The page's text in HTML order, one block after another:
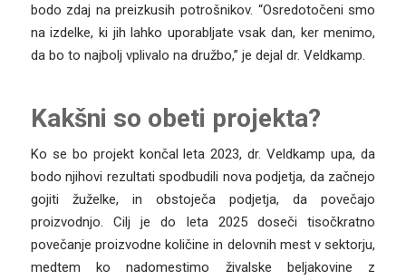
bodo zdaj na preizkusih potrošnikov. “Osredotočeni smo
na izdelke, ki jih lahko uporabljate vsak dan, ker menimo,
da bo to najbolj vplivalo na družbo,” je dejal dr. Veldkamp.
Kakšni so obeti projekta?
Ko se bo projekt končal leta 2023, dr. Veldkamp upa, da
bodo njihovi rezultati spodbudili nova podjetja, da začnejo
gojiti žuželke, in obstoječa podjetja, da povečajo
proizvodnjo. Cilj je do leta 2025 doseči tisočkratno
povečanje proizvodne količine in delovnih mest v sektorju,
medtem ko nadomestimo živalske beljakovine z